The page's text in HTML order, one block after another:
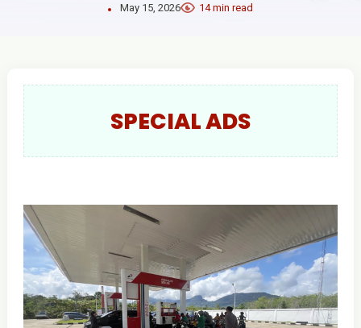
May 15, 2026 14 min read
SPECIAL ADS